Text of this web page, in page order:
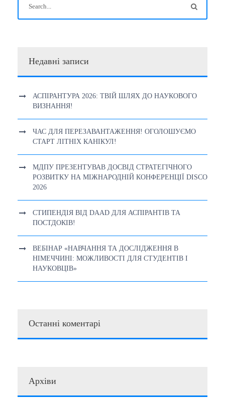
Недавні записи
АСПІРАНТУРА 2026: ТВІЙ ШЛЯХ ДО НАУКОВОГО
ВИЗНАННЯ!
ЧАС ДЛЯ ПЕРЕЗАВАНТАЖЕННЯ! ОГОЛОШУЄМО
СТАРТ ЛІТНІХ КАНІКУЛ!
МДПУ ПРЕЗЕНТУВАВ ДОСВІД СТРАТЕГІЧНОГО
РОЗВИТКУ НА МІЖНАРОДНІЙ КОНФЕРЕНЦІЇ DISCO
2026
СТИПЕНДІЯ ВІД DAAD ДЛЯ АСПІРАНТІВ ТА
ПОСТДОКІВ!
ВЕБІНАР «НАВЧАННЯ ТА ДОСЛІДЖЕННЯ В
НІМЕЧЧИНІ: МОЖЛИВОСТІ ДЛЯ СТУДЕНТІВ І
НАУКОВЦІВ»
Останні коментарі
Архіви